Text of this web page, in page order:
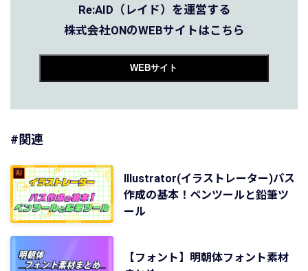
Re:AID（レイド）を運営する
株式会社ONのWEBサイトはこちら
WEBサイト
#関連
Illustrator(イラストレーター)パス
作成の基本！ペンツールと鉛筆ツ
ール
【フォント】明朝体フォント素材